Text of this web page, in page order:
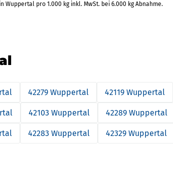
Wuppertal pro 1.000 kg inkl. MwSt. bei 6.000 kg Abnahme.
42279 Wuppertal 42119 Wuppertal
42103 Wuppertal 42289 Wuppertal
42283 Wuppertal 42329 Wuppertal